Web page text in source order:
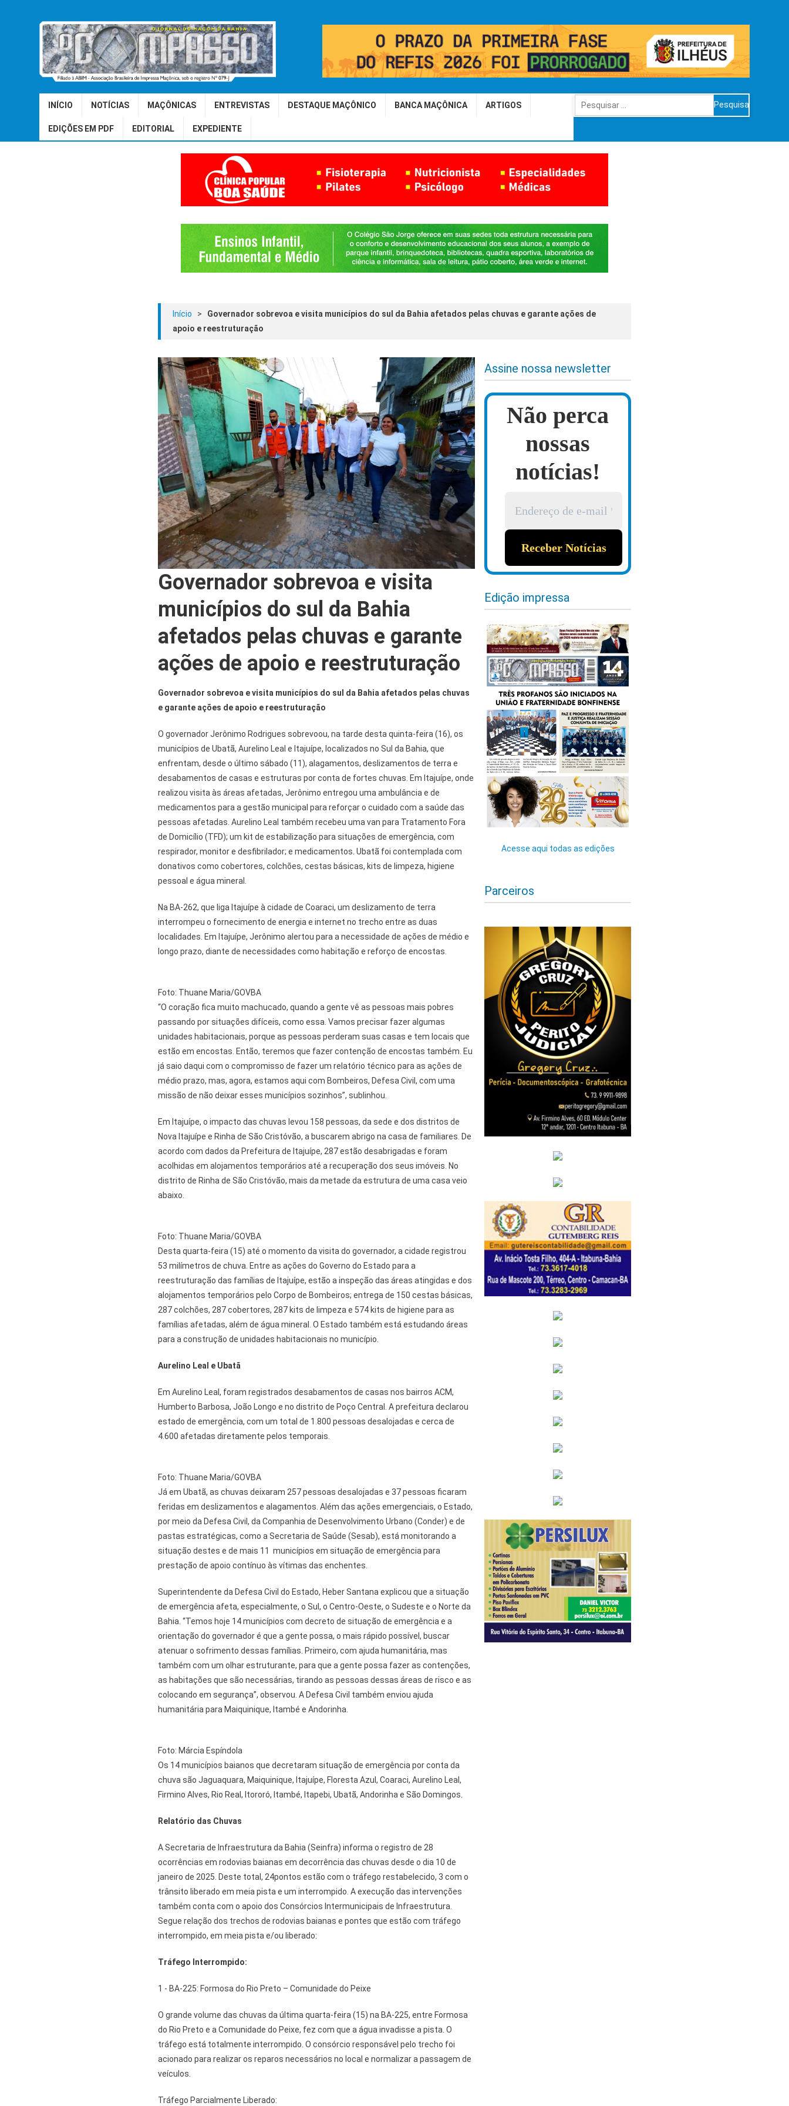
INÍCIO NOTÍCIAS MAÇÔNICAS ENTREVISTAS DESTAQUE MAÇÔNICO BANCA MAÇÔNICA ARTIGOS
EDIÇÕES EM PDF EDITORIAL EXPEDIENTE
Pesquisar
por:
Início >
Governador sobrevoa e visita municípios do sul da Bahia afetados pelas chuvas e garante ações de
apoio e reestruturação
Governador sobrevoa e visita
municípios do sul da Bahia
afetados pelas chuvas e garante
ações de apoio e reestruturação
Governador sobrevoa e visita municípios do sul da Bahia afetados pelas chuvas
e garante ações de apoio e reestruturação
O governador Jerônimo Rodrigues sobrevoou, na tarde desta quinta-feira (16), os
municípios de Ubatã, Aurelino Leal e Itajuípe, localizados no Sul da Bahia, que
enfrentam, desde o último sábado (11), alagamentos, deslizamentos de terra e
desabamentos de casas e estruturas por conta de fortes chuvas. Em Itajuípe, onde
realizou visita às áreas afetadas, Jerônimo entregou uma ambulância e de
medicamentos para a gestão municipal para reforçar o cuidado com a saúde das
pessoas afetadas. Aurelino Leal também recebeu uma van para Tratamento Fora
de Domicílio (TFD); um kit de estabilização para situações de emergência, com
respirador, monitor e desfibrilador; e medicamentos. Ubatã foi contemplada com
donativos como cobertores, colchões, cestas básicas, kits de limpeza, higiene
pessoal e água mineral.
Na BA-262, que liga Itajuípe à cidade de Coaraci, um deslizamento de terra
interrompeu o fornecimento de energia e internet no trecho entre as duas
localidades. Em Itajuípe, Jerônimo alertou para a necessidade de ações de médio e
longo prazo, diante de necessidades como habitação e reforço de encostas.
Foto: Thuane Maria/GOVBA
“O coração fica muito machucado, quando a gente vê as pessoas mais pobres
passando por situações difíceis, como essa. Vamos precisar fazer algumas
unidades habitacionais, porque as pessoas perderam suas casas e tem locais que
estão em encostas. Então, teremos que fazer contenção de encostas também. Eu
já saio daqui com o compromisso de fazer um relatório técnico para as ações de
médio prazo, mas, agora, estamos aqui com Bombeiros, Defesa Civil, com uma
missão de não deixar esses municípios sozinhos”, sublinhou.
Em Itajuípe, o impacto das chuvas levou 158 pessoas, da sede e dos distritos de
Nova Itajuípe e Rinha de São Cristóvão, a buscarem abrigo na casa de familiares. De
acordo com dados da Prefeitura de Itajuípe, 287 estão desabrigadas e foram
acolhidas em alojamentos temporários até a recuperação dos seus imóveis. No
distrito de Rinha de São Cristóvão, mais da metade da estrutura de uma casa veio
abaixo.
Foto: Thuane Maria/GOVBA
Desta quarta-feira (15) até o momento da visita do governador, a cidade registrou
53 milímetros de chuva. Entre as ações do Governo do Estado para a
reestruturação das famílias de Itajuípe, estão a inspeção das áreas atingidas e dos
alojamentos temporários pelo Corpo de Bombeiros; entrega de 150 cestas básicas,
287 colchões, 287 cobertores, 287 kits de limpeza e 574 kits de higiene para as
famílias afetadas, além de água mineral. O Estado também está estudando áreas
para a construção de unidades habitacionais no município.
Aurelino Leal e Ubatã
Em Aurelino Leal, foram registrados desabamentos de casas nos bairros ACM,
Humberto Barbosa, João Longo e no distrito de Poço Central. A prefeitura declarou
estado de emergência, com um total de 1.800 pessoas desalojadas e cerca de
4.600 afetadas diretamente pelos temporais.
Foto: Thuane Maria/GOVBA
Já em Ubatã, as chuvas deixaram 257 pessoas desalojadas e 37 pessoas ficaram
feridas em deslizamentos e alagamentos. Além das ações emergenciais, o Estado,
por meio da Defesa Civil, da Companhia de Desenvolvimento Urbano (Conder) e de
pastas estratégicas, como a Secretaria de Saúde (Sesab), está monitorando a
situação destes e de mais 11 municípios em situação de emergência para
prestação de apoio contínuo às vítimas das enchentes.
Superintendente da Defesa Civil do Estado, Heber Santana explicou que a situação
de emergência afeta, especialmente, o Sul, o Centro-Oeste, o Sudeste e o Norte da
Bahia. “Temos hoje 14 municípios com decreto de situação de emergência e a
orientação do governador é que a gente possa, o mais rápido possível, buscar
atenuar o sofrimento dessas famílias. Primeiro, com ajuda humanitária, mas
também com um olhar estruturante, para que a gente possa fazer as contenções,
as habitações que são necessárias, tirando as pessoas dessas áreas de risco e as
colocando em segurança”, observou. A Defesa Civil também enviou ajuda
humanitária para Maiquinique, Itambé e Andorinha.
Foto: Márcia Espíndola
Os 14 municípios baianos que decretaram situação de emergência por conta da
chuva são Jaguaquara, Maiquinique, Itajuípe, Floresta Azul, Coaraci, Aurelino Leal,
Firmino Alves, Rio Real, Itororó, Itambé, Itapebi, Ubatã, Andorinha e São Domingos.
Relatório das Chuvas
A Secretaria de Infraestrutura da Bahia (Seinfra) informa o registro de 28
ocorrências em rodovias baianas em decorrência das chuvas desde o dia 10 de
janeiro de 2025. Deste total, 24pontos estão com o tráfego restabelecido, 3 com o
trânsito liberado em meia pista e um interrompido. A execução das intervenções
também conta com o apoio dos Consórcios Intermunicipais de Infraestrutura.
Segue relação dos trechos de rodovias baianas e pontes que estão com tráfego
interrompido, em meia pista e/ou liberado:
Tráfego Interrompido:
1 - BA-225: Formosa do Rio Preto – Comunidade do Peixe
O grande volume das chuvas da última quarta-feira (15) na BA-225, entre Formosa
do Rio Preto e a Comunidade do Peixe, fez com que a água invadisse a pista. O
tráfego está totalmente interrompido. O consórcio responsável pelo trecho foi
acionado para realizar os reparos necessários no local e normalizar a passagem de
veículos.
Tráfego Parcialmente Liberado:
Assine nossa newsletter
Não perca
nossas
notícias!
Edição impressa
Acesse aqui todas as edições
Parceiros